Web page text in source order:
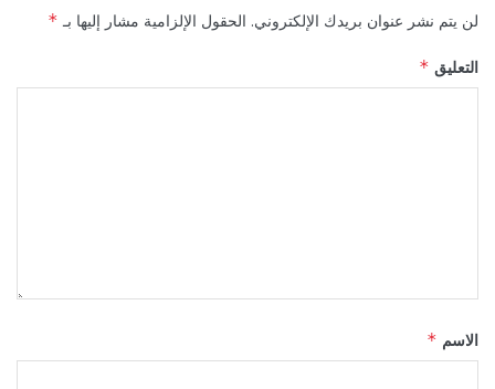
لن يتم نشر عنوان بريدك الإلكتروني. الحقول الإلزامية مشار إليها بـ *
التعليق *
الاسم *